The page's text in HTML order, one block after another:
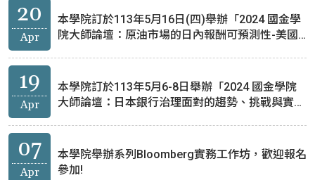
20
Apr
本學院訂於113年5月16日(四)舉辦「2024 國金學
院大師論壇：原油市場的日內報酬可預測性-美國
19
Apr
本學院訂於113年5月6-8日舉辦「2024 國金學院
大師論壇：日本銀行治理面對的趨勢、挑戰與實
07
Apr
本學院舉辦系列Bloomberg實務工作坊，歡迎報名
參加!